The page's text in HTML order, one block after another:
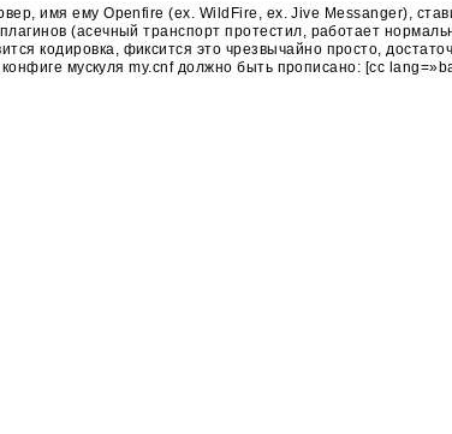
имя ему Openfire (ex. WildFire, ex. Jive Messanger),
(асечный транспорт протестил, работает
кодировка, фиксится это чрезвычайно просто,
мускуля my.cnf должно быть прописано: [cc